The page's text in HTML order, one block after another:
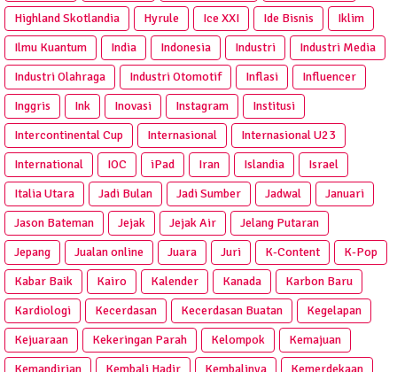
Highland Skotlandia
Hyrule Ice XXI Ide Bisnis
Iklim
Ilmu Kuantum
India Indonesia Industri
Industri Media
Industri Olahraga
Industri Otomotif Inflasi
Influencer
Inggris
Ink Inovasi Instagram
Institusi
Intercontinental Cup
Internasional
Internasional U23
International
IOC iPad Iran Islandia
Israel
Italia Utara
Jadi Bulan Jadi Sumber Jadwal
Januari
Jason Bateman
Jejak Jejak Air
Jelang Putaran
Jepang
Jualan online Juara Juri K-Content
K-Pop
Kabar Baik
Kairo Kalender Kanada
Karbon Baru
Kardiologi
Kecerdasan Kecerdasan Buatan
Kegelapan
Kejuaraan
Kekeringan Parah Kelompok
Kemajuan
Kemandirian
Kembali Hadir Kembalinya
Kemerdekaan